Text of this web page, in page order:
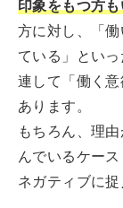
印象をもつ方
方に対し、「
ている」とい
連して「働く
あります。
もちろん、理
んでいるケー
ネガティブに